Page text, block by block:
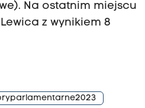
Na ostatnim miejscu
z wynikiem 8